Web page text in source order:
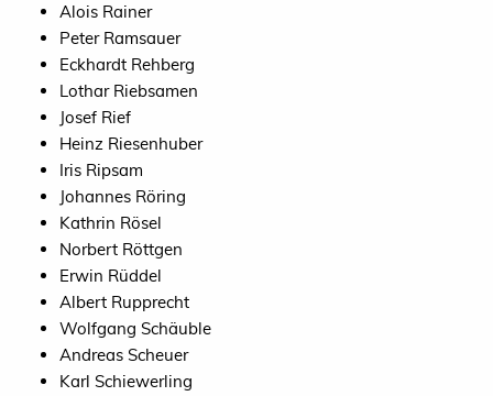
Alois Rainer
Peter Ramsauer
Eckhardt Rehberg
Lothar Riebsamen
Josef Rief
Heinz Riesenhuber
Iris Ripsam
Johannes Röring
Kathrin Rösel
Norbert Röttgen
Erwin Rüddel
Albert Rupprecht
Wolfgang Schäuble
Andreas Scheuer
Karl Schiewerling